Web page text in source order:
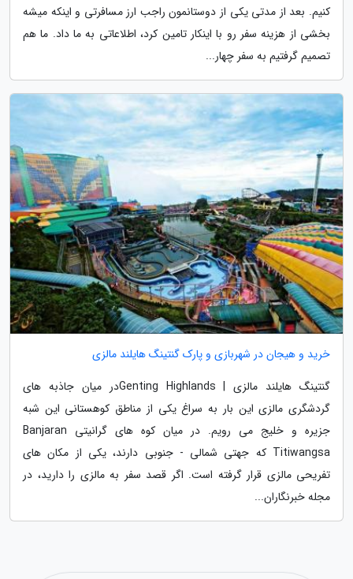
کنیم. بعد از مدتی یکی از دوستانمون راجب ارز مسافرتی و اینکه میشه
بخشی از هزینه سفر رو با اینکار تامین کرد، اطلاعاتی به ما داد. ما هم
تصمیم گرفتیم به سفر چهار...
خرید و هیجان در شهربازی و پارک گنتینگ هایلند مالزی
گنتینگ هایلند مالزی | Genting Highlandsدر میان جاذبه های
گردشگری مالزی این بار به سراغ یکی از مناطق کوهستانی این شبه
جزیره و خلیج می رویم. در میان کوه های گرانیتی Banjaran
Titiwangsa که جهتی شمالی - جنوبی دارند، یکی از مکان های
تفریحی مالزی قرار گرفته است. اگر قصد سفر به مالزی را دارید، در
مجله خبرنگاران...